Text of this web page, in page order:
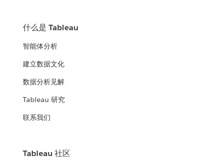
什么是 Tableau
智能体分析
建立数据文化
数据分析见解
Tableau 研究
联系我们
Tableau 社区